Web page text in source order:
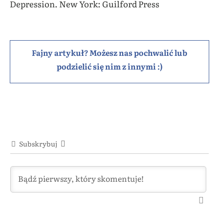
Depression. New York: Guilford Press
Fajny artykuł? Możesz nas pochwalić lub
podzielić się nim z innymi :)
Subskrybuj